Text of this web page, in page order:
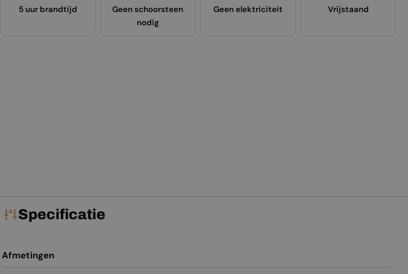
5 uur brandtijd
Geen schoorsteen
nodig
Geen elektriciteit Vrijstaand
Specificatie
Afmetingen